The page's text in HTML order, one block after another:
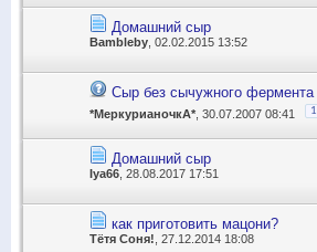
Домашний сыр
Bambleby , 02.02.2015 13:52
Сыр без сычужного фермента
*МеркурианочкА* , 30.07.2007 08:41 1
Домашний сыр
Iya66 , 28.08.2017 17:51
как приготовить мацони?
Тётя Соня! , 27.12.2014 18:08